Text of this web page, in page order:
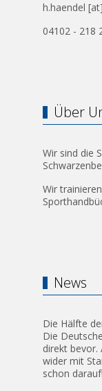
h.haendel
04102 - 218
Über
Wir sind die
Wir
News
Die Hälfte
Die
direkt bevor.
wider mit
schon darauf!